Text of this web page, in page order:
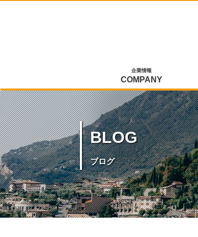
企業情報
COMPANY
BLOG
ブログ